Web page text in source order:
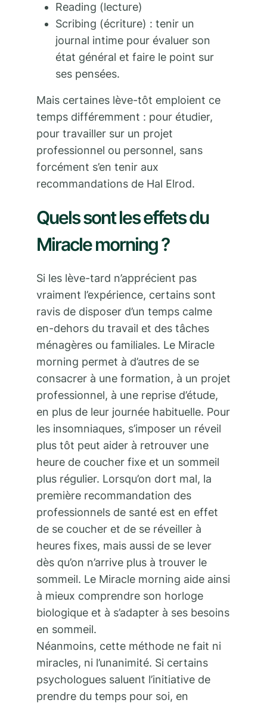
Reading (lecture)
Scribing (écriture) : tenir un
journal intime pour évaluer son
état général et faire le point sur
ses pensées.
Mais certaines lève-tôt emploient ce
temps différemment : pour étudier,
pour travailler sur un projet
professionnel ou personnel, sans
forcément s’en tenir aux
recommandations de Hal Elrod.
Quels sont les effets du
Miracle morning ?
Si les lève-tard n’apprécient pas
vraiment l’expérience, certains sont
ravis de disposer d’un temps calme
en-dehors du travail et des tâches
ménagères ou familiales. Le Miracle
morning permet à d’autres de se
consacrer à une formation, à un projet
professionnel, à une reprise d’étude,
en plus de leur journée habituelle. Pour
les insomniaques, s’imposer un réveil
plus tôt peut aider à retrouver une
heure de coucher fixe et un sommeil
plus régulier. Lorsqu’on dort mal, la
première recommandation des
professionnels de santé est en effet
de se coucher et de se réveiller à
heures fixes, mais aussi de se lever
dès qu’on n’arrive plus à trouver le
sommeil. Le Miracle morning aide ainsi
à mieux comprendre son horloge
biologique et à s’adapter à ses besoins
en sommeil.
Néanmoins, cette méthode ne fait ni
miracles, ni l’unanimité. Si certains
psychologues saluent l’initiative de
prendre du temps pour soi, en